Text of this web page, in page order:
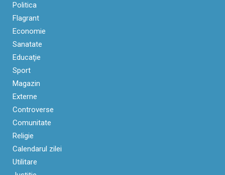
Politica
Flagrant
Economie
Sanatate
Educaţie
Sport
Magazin
Externe
Controverse
Comunitate
Religie
Calendarul zilei
Utilitare